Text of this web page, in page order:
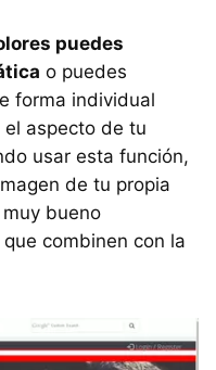
puedes
o puedes
forma individual
aspecto de tu
usar esta función,
de tu propia
bueno
combinen con la